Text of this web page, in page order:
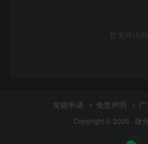
暂无评论内
友链申请 免责声明
Copyright © 2025 · 微